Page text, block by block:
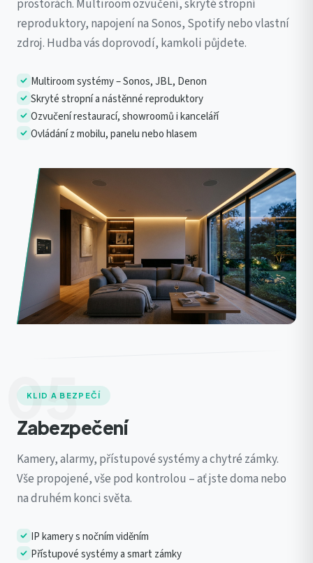
prostorách. Multiroom ozvučení, skryté stropní
reproduktory, napojení na Sonos, Spotify nebo vlastní
zdroj. Hudba vás doprovodí, kamkoli půjdete.
Multiroom systémy – Sonos, JBL, Denon
Skryté stropní a nástěnné reproduktory
Ozvučení restaurací, showroomů i kanceláří
Ovládání z mobilu, panelu nebo hlasem
05
KLID A BEZPEČÍ
Zabezpečení
Kamery, alarmy, přístupové systémy a chytré zámky.
Vše propojené, vše pod kontrolou – ať jste doma nebo
na druhém konci světa.
IP kamery s nočním viděním
Přístupové systémy a smart zámky